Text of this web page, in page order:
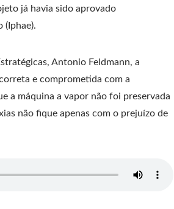
já havia sido aprovado
Antonio Feldmann, a
e comprometida com a
a máquina a vapor não foi preservada
não fique apenas com o prejuízo de